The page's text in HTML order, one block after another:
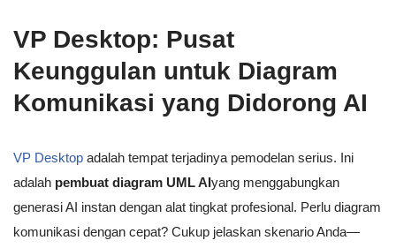
VP Desktop: Pusat
Keunggulan untuk Diagram
Komunikasi yang Didorong AI
VP Desktop adalah tempat terjadinya pemodelan serius. Ini
adalah pembuat diagram UML AIyang menggabungkan
generasi AI instan dengan alat tingkat profesional. Perlu diagram
komunikasi dengan cepat? Cukup jelaskan skenario Anda—